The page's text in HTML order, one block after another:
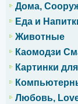
Дома,
Еда и
Животные
Каомодзи
Картинки
Любовь,